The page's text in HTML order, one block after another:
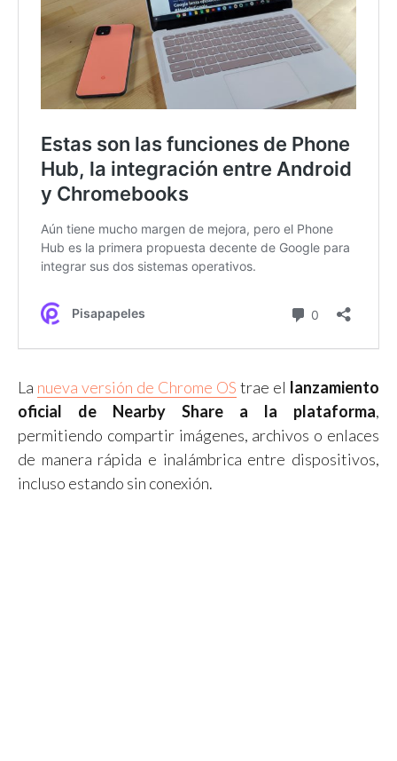
La nueva versión de Chrome OS trae el lanzamiento
oficial de Nearby Share a la plataforma,
permitiendo compartir imágenes, archivos o enlaces
de manera rápida e inalámbrica entre dispositivos,
incluso estando sin conexión.